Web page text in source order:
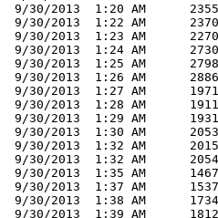
9/30/2013  1:20 AM
9/30/2013  1:22 AM
9/30/2013  1:23 AM
9/30/2013  1:24 AM
9/30/2013  1:25 AM
9/30/2013  1:26 AM
9/30/2013  1:27 AM
9/30/2013  1:28 AM
9/30/2013  1:29 AM
9/30/2013  1:30 AM
9/30/2013  1:32 AM
9/30/2013  1:32 AM
9/30/2013  1:35 AM
9/30/2013  1:37 AM
9/30/2013  1:38 AM
9/30/2013  1:39 AM